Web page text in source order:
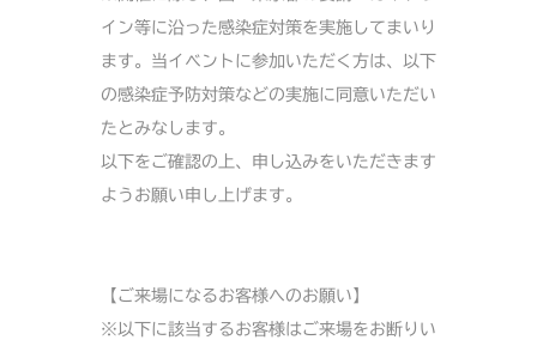
イン等に沿った感染症対策を実施してまいり
ます。当イベントに参加いただく方は、以下
の感染症予防対策などの実施に同意いただい
たとみなします。
以下をご確認の上、申し込みをいただきます
ようお願い申し上げます。
【ご来場になるお客様へのお願い】
※以下に該当するお客様はご来場をお断りい